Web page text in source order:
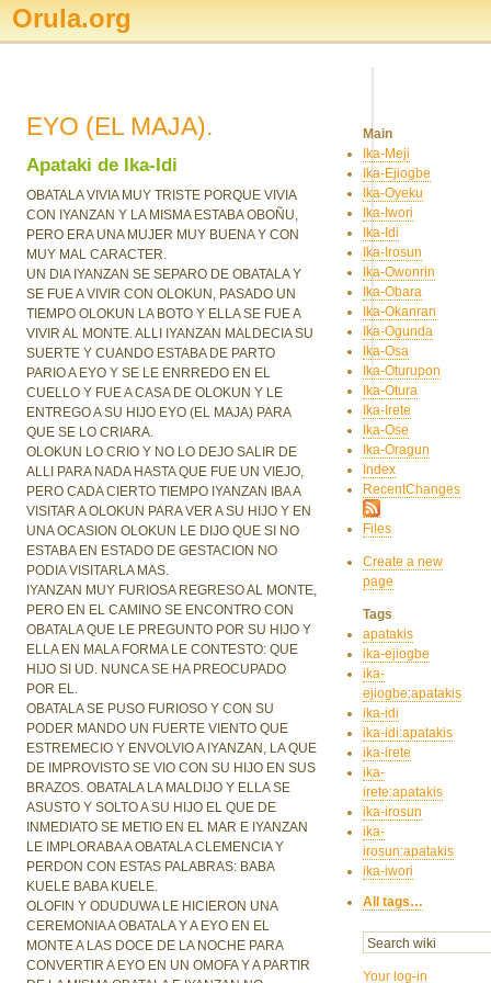
Orula.org
EYO (EL MAJA).
Apataki de Ika-Idi
OBATALA VIVIA MUY TRISTE PORQUE VIVIA
CON IYANZAN Y LA MISMA ESTABA OBOÑU,
PERO ERA UNA MUJER MUY BUENA Y CON
MUY MAL CARACTER.
UN DIA IYANZAN SE SEPARO DE OBATALA Y
SE FUE A VIVIR CON OLOKUN, PASADO UN
TIEMPO OLOKUN LA BOTO Y ELLA SE FUE A
VIVIR AL MONTE. ALLI IYANZAN MALDECIA SU
SUERTE Y CUANDO ESTABA DE PARTO
PARIO A EYO Y SE LE ENRREDO EN EL
CUELLO Y FUE A CASA DE OLOKUN Y LE
ENTREGO A SU HIJO EYO (EL MAJA) PARA
QUE SE LO CRIARA.
OLOKUN LO CRIO Y NO LO DEJO SALIR DE
ALLI PARA NADA HASTA QUE FUE UN VIEJO,
PERO CADA CIERTO TIEMPO IYANZAN IBA A
VISITAR A OLOKUN PARA VER A SU HIJO Y EN
UNA OCASION OLOKUN LE DIJO QUE SI NO
ESTABA EN ESTADO DE GESTACION NO
PODIA VISITARLA MAS.
IYANZAN MUY FURIOSA REGRESO AL MONTE,
PERO EN EL CAMINO SE ENCONTRO CON
OBATALA QUE LE PREGUNTO POR SU HIJO Y
ELLA EN MALA FORMA LE CONTESTO: QUE
HIJO SI UD. NUNCA SE HA PREOCUPADO
POR EL.
OBATALA SE PUSO FURIOSO Y CON SU
PODER MANDO UN FUERTE VIENTO QUE
ESTREMECIO Y ENVOLVIO A IYANZAN, LA QUE
DE IMPROVISTO SE VIO CON SU HIJO EN SUS
BRAZOS. OBATALA LA MALDIJO Y ELLA SE
ASUSTO Y SOLTO A SU HIJO EL QUE DE
INMEDIATO SE METIO EN EL MAR E IYANZAN
LE IMPLORABA A OBATALA CLEMENCIA Y
PERDON CON ESTAS PALABRAS: BABA
KUELE BABA KUELE.
OLOFIN Y ODUDUWA LE HICIERON UNA
CEREMONIA A OBATALA Y A EYO EN EL
MONTE A LAS DOCE DE LA NOCHE PARA
CONVERTIR A EYO EN UN OMOFA Y A PARTIR
Main
Ika-Meji
Ika-Ejiogbe
Ika-Oyeku
Ika-Iwori
Ika-Idi
Ika-Irosun
Ika-Owonrin
Ika-Obara
Ika-Okanran
Ika-Ogunda
Ika-Osa
Ika-Oturupon
Ika-Otura
Ika-Irete
Ika-Ose
Ika-Oragun
Index
RecentChanges
Files
Create a new
page
Tags
apatakis
ika-ejiogbe
ika-
ejiogbe:apatakis
ika-idi
ika-idi:apatakis
ika-irete
ika-
irete:apatakis
ika-irosun
ika-
irosun:apatakis
ika-iwori
All tags…
Your log-in